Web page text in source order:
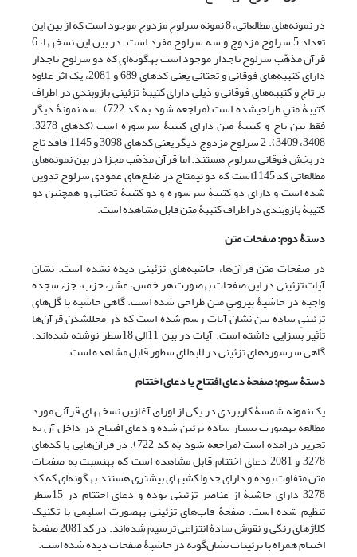
در نمونه‌های مطالعاتی، 8 نمونه سرلوح مزدوج موجود است که از بین این
تعداد 5 سرلوح مزدوج و سه سرلوح مفرد است. در بین این نسخه‎ها، 6
قرآن مذهّب سرلوح تاج‎دار موجود است به‎گونه‌ای که دو سرلوح تاج‎دار
دارای کتیبه‌ها‌ی فوقانی و تحتانی یعنی کدهای 689 و 2081، یک اثر علاوه
بر تاج و کتیبه‌های فوقانی و ذیلی دارای کتیبۀ تزئینی بازوبندی در اطراف
کتیبۀ متنِ طراحی‎شده است (مراجعه شود به کد 722). سه نمونۀ دیگر
فقط بین تاج و کتیبۀ متن دارای کتیبۀ سرسوره است (کدهای 3278،
3408، 3409). 2 سرلوح مزدوج دیگر یعنی کدهای 3098 و 1145 فاقد تاج
در بخش فوقانی سرلوح ‌هستند. اما قرآن مذهّب مجزا در بین نمونه‌های
مطالعاتی کد 1145است که دو نیم‎تاج در ضلع‌های عمودی سرلوح تدوین
شده است و دارای دو کتیبۀ سرسوره و دو کتیبۀ تحتانی و همچنین دو
کتیبۀ بازوبندی در اطراف کتیبۀ متن قابل مشاهده است.
دستۀ دوم: صفحات متن
در صفحات متن قرآن‌ها، حاشیه‌های تزئینی دیده نشده است. نشان
آیات تزئینی در این صفحات به‎صورت هر خمس، عشر، حزب، جزء سجده
واجبه در حاشیۀ بیرونیِ متن طراحی شده است. گاهی حاشیه‌ با گل‌های
تزئینیِ ساده بین نشان آیات رسم شده است که در مجلل‎شدن قرآن‌ها
تأثیر بسزایی داشته است. آیات در بین 11الی 18سطر نوشته شده‌اند.
گاهی سرسوره‌های تزئینی در لابه‌لای سطور قابل مشاهده است.
دستۀ سوم: صفحۀ دعای افتتاح یا دعای اختتام
یک نمونه شمسۀ کاربردی در یکی از اوراق آغازین نسخه‎های قرآنی مورد
مطالعه به‎صورت بسیار ساده تزئین شده و دعای افتتاح در داخل آن به
تحریر درآمده است (مراجعه شود به کد 722). در قرآن‌هایی با کد‌های
3278 و 2081 دعای اختتام قابل مشاهده است که به‎نسبت به صفحات
متن متفاوت بوده و دارای جدول‎کشی‎های بیشتری هستند به‎گونه‌ای که کد
3278 دارای حاشیۀ از عناصر تزئینی بوده و دعای اختتام در 15سطر
تنظیم شده است. صفحۀ قاب‌های تزئینی به‎صورت اسلیمی با تکنیک
کلاژ‌های رنگی و نقوش سادۀ انتزاعی ترسیم شده‌اند. در کد2081 صفحۀ
اختتام همراه با تزئینات نشان‌گونه در حاشیۀ صفحات دیده شده است.